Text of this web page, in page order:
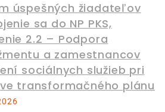
úspešných žiadateľov
sa do NP PKS,
2.2 – Podpora
a zamestnancov
sociálnych služieb pri
transformačného plánu